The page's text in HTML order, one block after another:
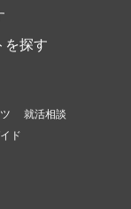
を探す
就活相談
ド